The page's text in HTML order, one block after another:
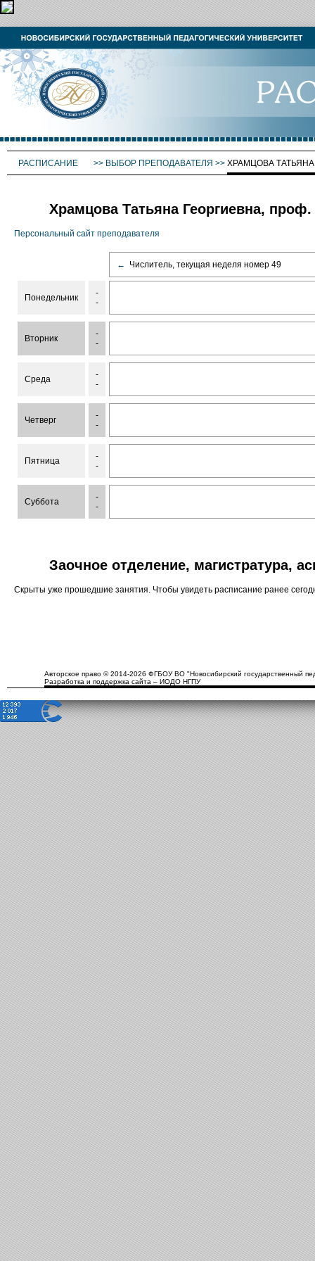
РАСПИСАНИЕ >> ВЫБОР ПРЕПОДАВАТЕЛЯ >> ХРАМЦОВА
Храмцова Татьяна Георгиевна, проф.
Персональный сайт преподавателя
← Числитель, текущая неделя номер 49
Понедельник
-
-
Вторник
-
-
Среда
-
-
Четверг
-
-
Пятница
-
-
Суббота
-
-
Заочное отделение, магистратура,
Скрыты уже прошедшие занятия. Чтобы увидеть расписание ранее
Авторское право © 2014-2026 ФГБОУ ВО "Новосибирский государственный
Разработка и поддержка сайта – ИОДО НГПУ